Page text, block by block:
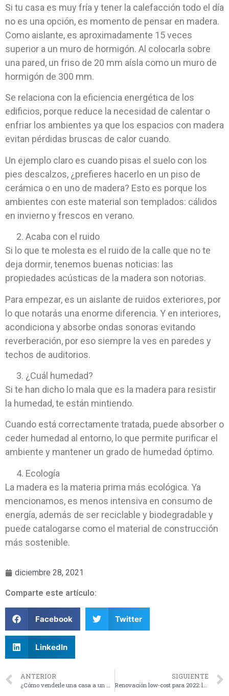
Si tu casa es muy fría y tener la calefacción todo el día
no es una opción, es momento de pensar en madera.
Como aislante, es aproximadamente 15 veces
superior a un muro de hormigón. Al colocarla sobre
una pared, un friso de 20 mm aísla como un muro de
hormigón de 300 mm.
Se relaciona con la eficiencia energética de los
edificios, porque reduce la necesidad de calentar o
enfriar los ambientes ya que los espacios con madera
evitan pérdidas bruscas de calor cuando.
Un ejemplo claro es cuando pisas el suelo con los
pies descalzos, ¿prefieres hacerlo en un piso de
cerámica o en uno de madera? Esto es porque los
ambientes con este material son templados: cálidos
en invierno y frescos en verano.
Acaba con el ruido
Si lo que te molesta es el ruido de la calle que no te
deja dormir, tenemos buenas noticias: las
propiedades acústicas de la madera son notorias.
Para empezar, es un aislante de ruidos exteriores, por
lo que notarás una enorme diferencia. Y en interiores,
acondiciona y absorbe ondas sonoras evitando
reverberación, por eso siempre la ves en paredes y
techos de auditorios.
¿Cuál humedad?
Si te han dicho lo mala que es la madera para resistir
la humedad, te están mintiendo.
Cuando está correctamente tratada, puede absorber o
ceder humedad al entorno, lo que permite purificar el
ambiente y mantener un grado de humedad óptimo.
Ecología
La madera es la materia prima más ecológica. Ya
mencionamos, es menos intensiva en consumo de
energía, además de ser reciclable y biodegradable y
puede catalogarse como el material de construcción
más sostenible.
diciembre 28, 2021
Comparte este artículo:
Facebook Twitter
LinkedIn
ANTERIOR
¿Cómo venderle una casa a un millennial?
SIGUIENTE
Renovación low-cost para 2022: la pared de acento